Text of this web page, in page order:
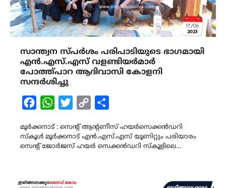
സാന്ത്വന സ്പർശം പരിപാടിയുടെ ഭാഗമായി
എൻ.എസ്.എസ് വളണ്ടിയർമാർ
പോത്ത്പാറ ആദിവാസി കോളനി
സന്ദർശിച്ചു
FacebookWhatsAppTwitterCopy
മൂർക്കനാട് : സെന്റ് ആന്റണീസ് ഹയർസെക്കൻഡറി
സ്കൂൾ മൂർക്കനാട് എൻ.എസ്.എസ് യൂണിറ്റും പരിയാരം
സെന്റ് ജോർജസ് ഹയർ സെക്കൻഡറി സ്കൂളിലെ…